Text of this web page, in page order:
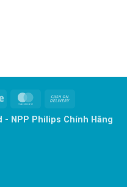
Stripe MasterCard
Delivery
- NPP Philips Chính Hãng